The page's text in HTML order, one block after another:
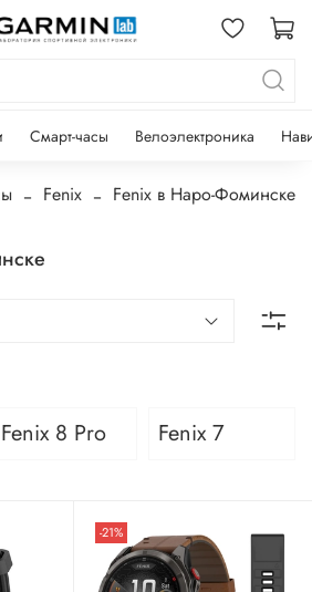
Смарт-часы Велоэлектроника
Fenix Fenix в Наро-Фоминске
Fenix 8 Pro Fenix 7
-21%